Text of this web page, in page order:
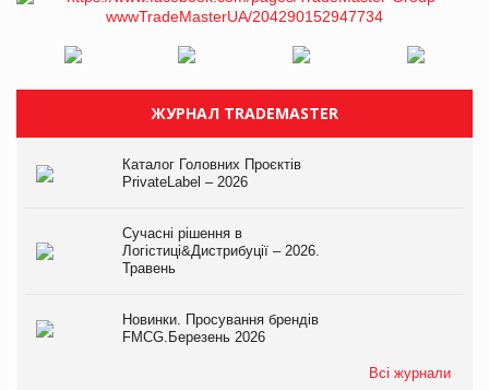
ЖУРНАЛ TRADEMASTER
Каталог Головних Проєктів
PrivateLabel – 2026
Сучасні рішення в
Логістиці&Дистрибуції – 2026.
Травень
Новинки. Просування брендів
FMCG.Березень 2026
Всі журнали